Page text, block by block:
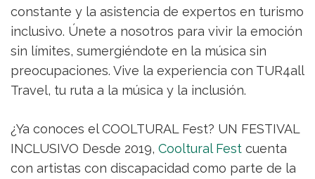
constante y la asistencia de expertos en turismo
inclusivo. Únete a nosotros para vivir la emoción
sin límites, sumergiéndote en la música sin
preocupaciones. Vive la experiencia con TUR4all
Travel, tu ruta a la música y la inclusión.
¿Ya conoces el COOLTURAL Fest? UN FESTIVAL
INCLUSIVO Desde 2019, Cooltural Fest cuenta
con artistas con discapacidad como parte de la